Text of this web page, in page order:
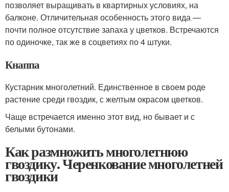
позволяет выращивать в квартирных условиях, на
балконе. Отличительная особенность этого вида —
почти полное отсутствие запаха у цветков. Встречаются
по одиночке, так же в соцветиях по 4 штуки.
Кнаппа
Кустарник многолетний. Единственное в своем роде
растение среди гвоздик, с желтым окрасом цветков.
Чаще встречается именно этот вид, но бывает и с
белыми бутонами.
Как размножить многолетнюю
гвоздику. Черенкование многолетней
гвоздики